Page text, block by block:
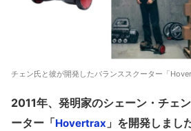
チェン氏と彼が開発したバランススクーター「
2011年、発明家のシェーン・チェ
ーター「Hovertrax 」を開発しまし